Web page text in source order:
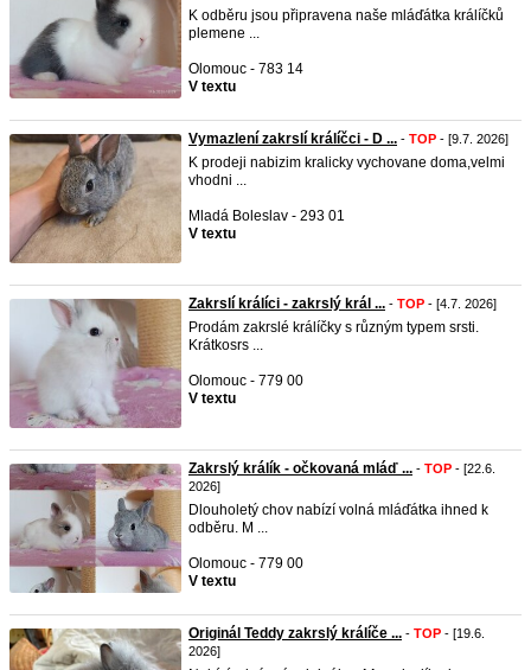
K odběru jsou připravena naše mláďátka králíčků
plemene ...
Olomouc - 783 14
V textu
Vymazlení zakrslí králíčci - D ... - TOP - [9.7. 2026]
K prodeji nabizim kralicky vychovane doma,velmi
vhodni ...
Mladá Boleslav - 293 01
V textu
Zakrslí králíci - zakrslý král ... - TOP - [4.7. 2026]
Prodám zakrslé králíčky s různým typem srsti.
Krátkosrs ...
Olomouc - 779 00
V textu
Zakrslý králík - očkovaná mláď ... - TOP - [22.6.
2026]
Dlouholetý chov nabízí volná mláďátka ihned k
odběru. M ...
Olomouc - 779 00
V textu
Originál Teddy zakrslý králíče ... - TOP - [19.6.
2026]